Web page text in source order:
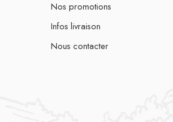
Nos promotions
Infos livraison
Nous contacter